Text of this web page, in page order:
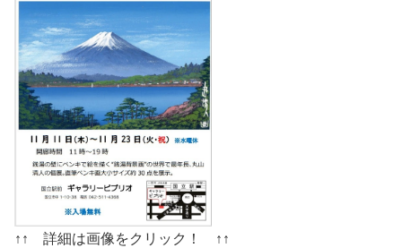
↑↑ 詳細は画像をクリック！ ↑↑